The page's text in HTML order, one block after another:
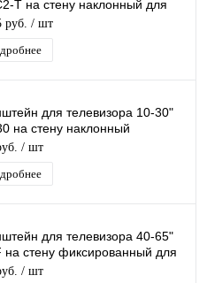
T на стену наклонный для
до 30кг
руб. / шт
для телевизора 10-30"
на стену наклонный
для ТВ/Монитора до
/ шт
для телевизора 40-65"
на стену фиксированный для
до 57кг
/ шт